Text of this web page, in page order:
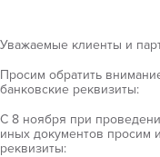
Уважаемые клиенты и
Просим обратить
банковские реквизиты:
С 8 ноября при
иных документов просим
реквизиты: